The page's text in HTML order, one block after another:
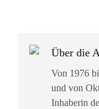
Über die
Von 1976
und von
Inhaberin